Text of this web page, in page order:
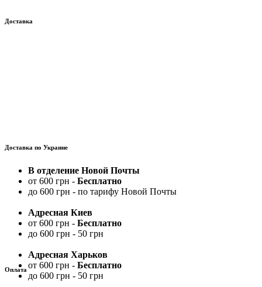
Доставка
Доставка по Украине
В отделение Новой Почты
от 600 грн - Бесплатно
до 600 грн - по тарифу Новой Почты
Адресная Киев
от 600 грн - Бесплатно
до 600 грн - 50 грн
Адресная Харьков
от 600 грн - Бесплатно
до 600 грн - 50 грн
Оплата